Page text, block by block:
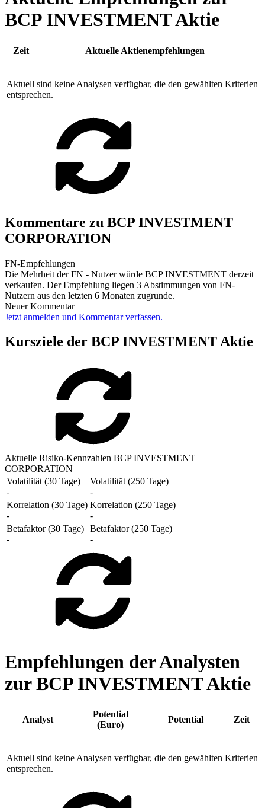
BCP INVESTMENT Aktie
Zeit Aktuelle Aktienempfehlungen
Aktuell sind keine Analysen verfügbar, die den gewählten Kriterien
entsprechen.
Kommentare zu BCP INVESTMENT
CORPORATION
FN-Empfehlungen
Die Mehrheit der FN - Nutzer würde BCP INVESTMENT derzeit
verkaufen. Der Empfehlung liegen 3 Abstimmungen von FN-
Nutzern aus den letzten 6 Monaten zugrunde.
Neuer Kommentar
Jetzt anmelden und Kommentar verfassen.
Kursziele der BCP INVESTMENT Aktie
Aktuelle Risiko-Kennzahlen BCP INVESTMENT
CORPORATION
Volatilität (30 Tage)
-
Volatilität (250 Tage)
-
Korrelation (30 Tage)
-
Korrelation (250 Tage)
-
Betafaktor (30 Tage)
-
Betafaktor (250 Tage)
-
Empfehlungen der Analysten
zur BCP INVESTMENT Aktie
Analyst
Potential
(Euro)
Potential Zeit
Aktuell sind keine Analysen verfügbar, die den gewählten Kriterien
entsprechen.